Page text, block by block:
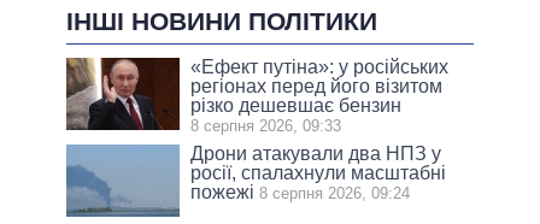
ІНШІ НОВИНИ ПОЛІТИКИ
«Ефект путіна»: у російських
регіонах перед його візитом
різко дешевшає бензин
8 серпня 2026, 09:33
Дрони атакували два НПЗ у
росії, спалахнули масштабні
пожежі 8 серпня 2026, 09:24